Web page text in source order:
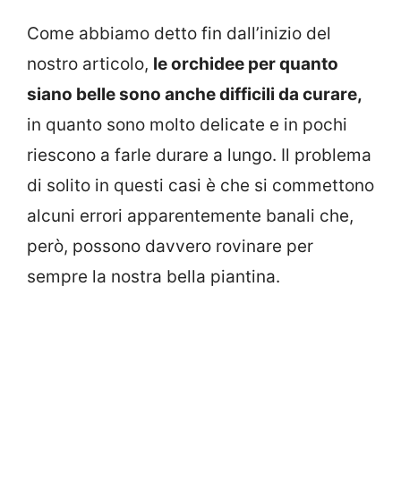
Come abbiamo detto fin dall’inizio del
nostro articolo, le orchidee per quanto
siano belle sono anche difficili da curare,
in quanto sono molto delicate e in pochi
riescono a farle durare a lungo. Il problema
di solito in questi casi è che si commettono
alcuni errori apparentemente banali che,
però, possono davvero rovinare per
sempre la nostra bella piantina.